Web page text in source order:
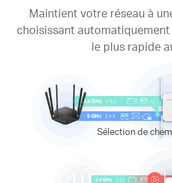
Maintient votre réseau à
choisissant
le plus rapide
Sélection de